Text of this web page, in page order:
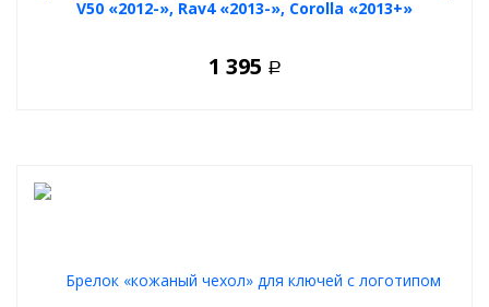
V50 «2012-», Rav4 «2013-», Corolla «2013+»
1 395 Р